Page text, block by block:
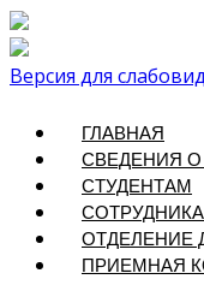
Версия для
ГЛАВНАЯ
СВЕДЕНИЯ
СТУДЕНТАМ
ОТДЕЛЕНИЕ
ПРИЕМНАЯ